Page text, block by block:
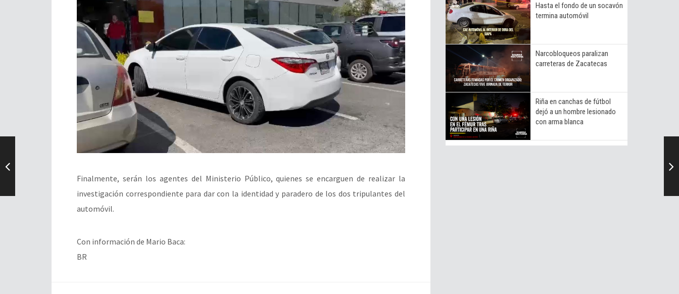
Finalmente, serán los agentes del Ministerio Público, quienes se encarguen de realizar la
investigación correspondiente para dar con la identidad y paradero de los dos tripulantes del
automóvil.
Con información de Mario Baca:
BR
Hasta el fondo de un socavón
termina automóvil
Narcobloqueos paralizan
carreteras de Zacatecas
Riña en canchas de fútbol
dejó a un hombre lesionado
con arma blanca